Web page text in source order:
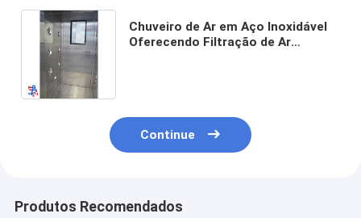
Chuveiro de Ar em Aço Inoxidável
Oferecendo Filtração de Ar
Continue
Produtos Recomendados